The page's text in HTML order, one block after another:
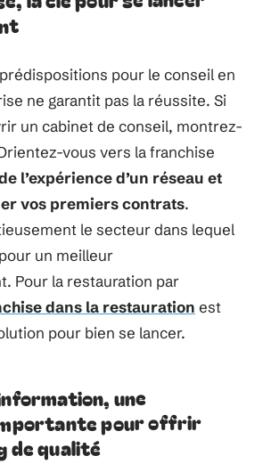
pour le conseil en
ne garantit pas la réussite. Si
un cabinet de conseil, montrez-
vous vers la franchise
l’expérience d’un réseau et
vos premiers contrats.
le secteur dans lequel
un meilleur
Pour la restauration par
dans la restauration est
pour bien se lancer.
une
pour offrir
de qualité